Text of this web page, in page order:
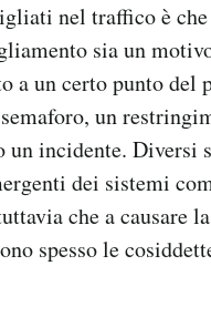
nel traffico è
sia un
a un certo punto del
un
un incidente. Diversi
dei sistemi
che a causare
spesso le